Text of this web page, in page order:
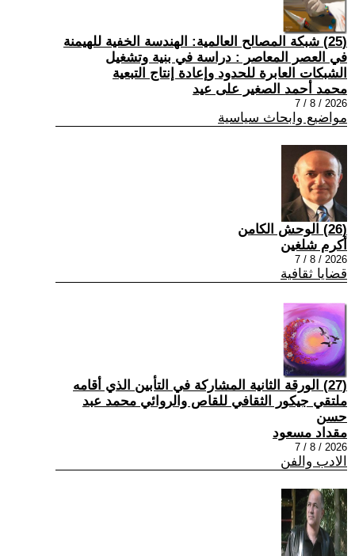
(25) شبكة المصالح العالمية: الهندسة الخفية للهيمنة
في العصر المعاصر : دراسة في بنية وتشغيل
الشبكات العابرة للحدود وإعادة إنتاج التبعية
محمد أحمد الصغير على عيد
2026 / 8 / 7
مواضيع وابحاث سياسية
(26) الوحش الكامن
أكرم شلغين
2026 / 8 / 7
قضايا ثقافية
(27) الورقة الثانية المشاركة في التأبين الذي أقامه
ملتقي جيكور الثقافي للقاص والروائي محمد عبد
حسن
مقداد مسعود
2026 / 8 / 7
الادب والفن